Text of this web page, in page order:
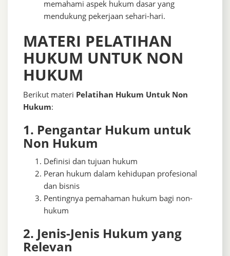
memahami aspek hukum dasar yang
mendukung pekerjaan sehari-hari.
MATERI PELATIHAN
HUKUM UNTUK NON
HUKUM
Berikut materi Pelatihan Hukum Untuk Non
Hukum:
1. Pengantar Hukum untuk
Non Hukum
Definisi dan tujuan hukum
Peran hukum dalam kehidupan profesional
dan bisnis
Pentingnya pemahaman hukum bagi non-
hukum
2. Jenis-Jenis Hukum yang
Relevan